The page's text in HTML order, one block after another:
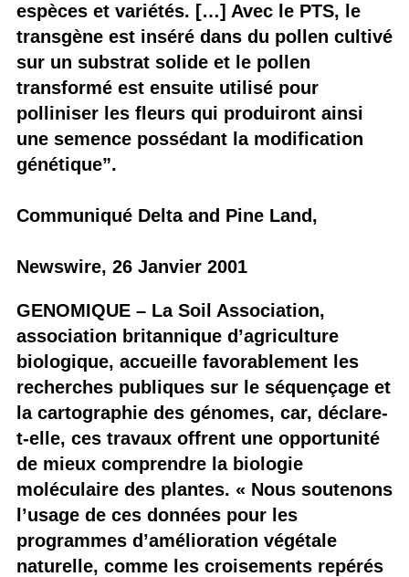
espèces et variétés. […] Avec le PTS, le
transgène est inséré dans du pollen cultivé
sur un substrat solide et le pollen
transformé est ensuite utilisé pour
polliniser les fleurs qui produiront ainsi
une semence possédant la modification
génétique”.
Communiqué Delta and Pine Land,
Newswire, 26 Janvier 2001
GENOMIQUE – La Soil Association,
association britannique d’agriculture
biologique, accueille favorablement les
recherches publiques sur le séquençage et
la cartographie des génomes, car, déclare-
t-elle, ces travaux offrent une opportunité
de mieux comprendre la biologie
moléculaire des plantes. « Nous soutenons
l’usage de ces données pour les
programmes d’amélioration végétale
naturelle, comme les croisements repérés